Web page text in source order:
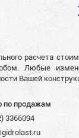
расчета
Любые
Вашей
по продажам
3366094